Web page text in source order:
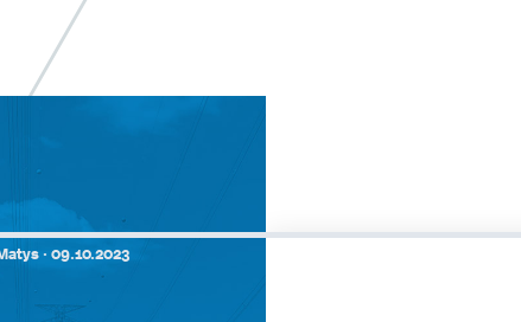
· 09.10.2023